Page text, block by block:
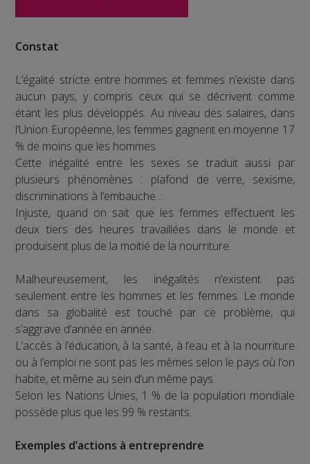
Constat
L’égalité stricte entre hommes et femmes n’existe dans
aucun pays, y compris ceux qui se décrivent comme
étant les plus développés. Au niveau des salaires, dans
l’Union Européenne, les femmes gagnent en moyenne 17
% de moins que les hommes.
Cette inégalité entre les sexes se traduit aussi par
plusieurs phénomènes : plafond de verre, sexisme,
discriminations à l’embauche…
Injuste, quand on sait que les femmes effectuent les
deux tiers des heures travaillées dans le monde et
produisent plus de la moitié de la nourriture.
Malheureusement, les inégalités n’existent pas
seulement entre les hommes et les femmes. Le monde
dans sa globalité est touché par ce problème, qui
s’aggrave d’année en année.
L’accès à l’éducation, à la santé, à l’eau et à la nourriture
ou à l’emploi ne sont pas les mêmes selon le pays où l’on
habite, et même au sein d’un même pays.
Selon les Nations Unies, 1 % de la population mondiale
possède plus que les 99 % restants.
Exemples d’actions à entreprendre